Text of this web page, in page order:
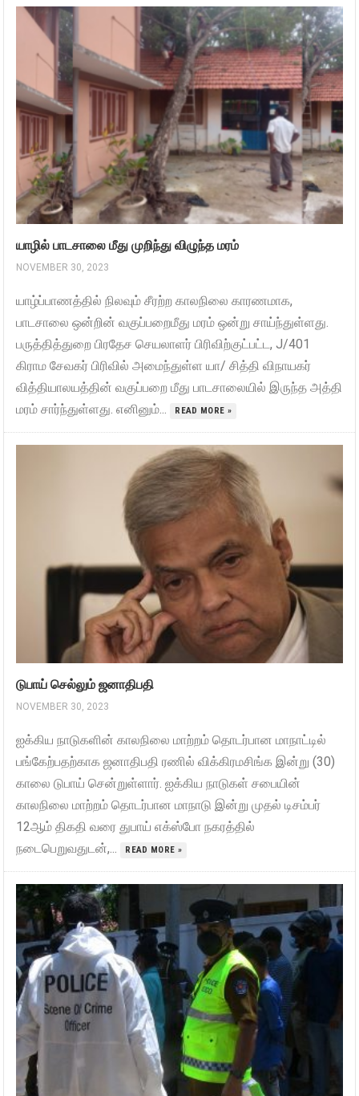
யாழில் பாடசாலை மீது முறிந்து விழுந்த மரம்
NOVEMBER 30, 2023
யாழ்ப்பாணத்தில் நிலவும் சீரற்ற காலநிலை காரணமாக,
பாடசாலை ஒன்றின் வகுப்பறைமீது மரம் ஒன்று சாய்ந்துள்ளது.
பருத்தித்துறை பிரதேச செயலாளர் பிரிவிற்குட்பட்ட, J/401
கிராம சேவகர் பிரிவில் அமைந்துள்ள யா/ சித்தி விநாயகர்
வித்தியாலயத்தின் வகுப்பறை மீது பாடசாலையில் இருந்த அத்தி
மரம் சார்ந்துள்ளது. எனினும்...
READ MORE »
டுபாய் செல்லும் ஜனாதிபதி
NOVEMBER 30, 2023
ஐக்கிய நாடுகளின் காலநிலை மாற்றம் தொடர்பான மாநாட்டில்
பங்கேற்பதற்காக ஜனாதிபதி ரணில் விக்கிரமசிங்க இன்று (30)
காலை டுபாய் சென்றுள்ளார். ஐக்கிய நாடுகள் சபையின்
காலநிலை மாற்றம் தொடர்பான மாநாடு இன்று முதல் டிசம்பர்
12ஆம் திகதி வரை துபாய் எக்ஸ்போ நகரத்தில்
நடைபெறுவதுடன்,...
READ MORE »